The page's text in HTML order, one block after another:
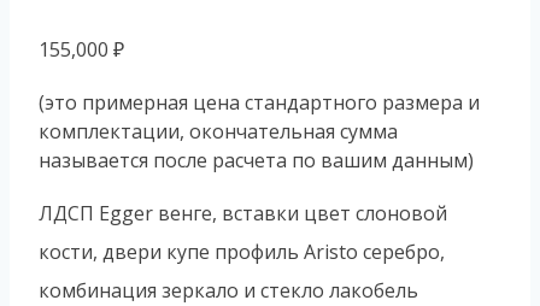
155,000 ₽
(это примерная цена стандартного размера и
комплектации, окончательная сумма
называется после расчета по вашим данным)
ЛДСП Egger венге, вставки цвет слоновой
кости, двери купе профиль Aristo серебро,
комбинация зеркало и стекло лакобель